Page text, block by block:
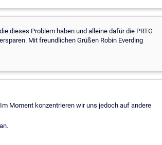
dieses Problem haben und alleine dafür die PRTG
Mit freundlichen Grüßen Robin Everding
Moment konzentrieren wir uns jedoch auf andere